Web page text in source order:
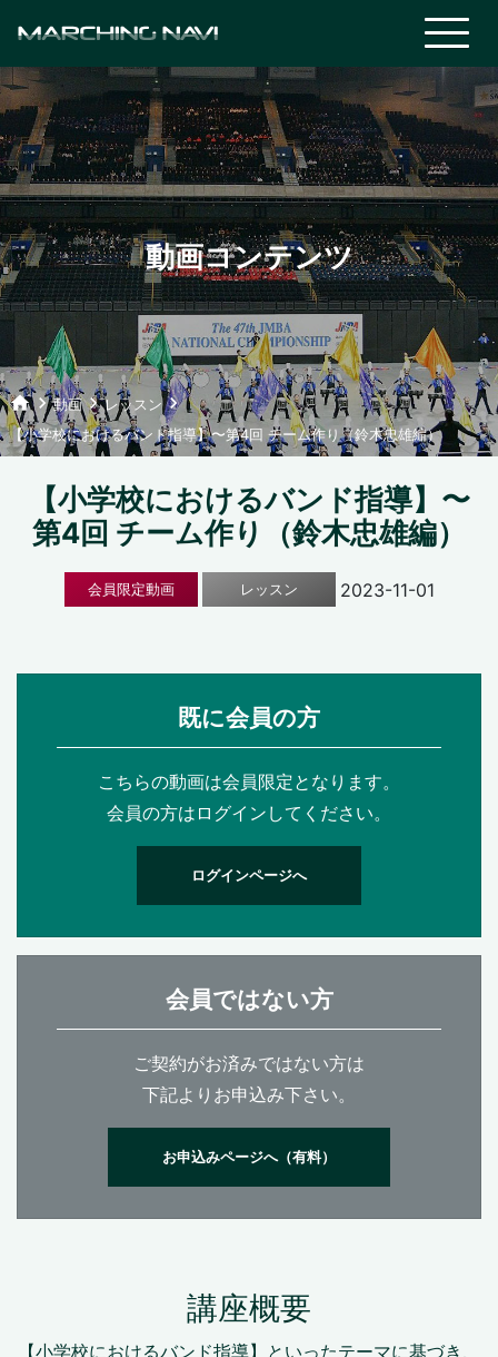
動画コンテンツ
homekeyboard_arrow_right動画keyboard_arrow_rightレッスンkeyboard_arrow_right
【小学校におけるバンド指導】〜第4回 チーム作り（鈴木忠雄編）
【小学校におけるバンド指導】〜
第4回 チーム作り（鈴木忠雄編）
会員限定動画 レッスン 2023-11-01
既に会員の方
こちらの動画は会員限定となります。
会員の方はログインしてください。
ログインページへ
会員ではない方
ご契約がお済みではない方は
下記よりお申込み下さい。
お申込みページへ（有料）
講座概要
【小学校におけるバンド指導】といったテーマに基づき、